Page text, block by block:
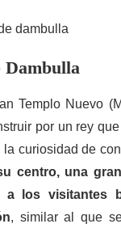
Templo Nuevo
por un rey
la curiosidad de
centro, una
a los visitantes
, similar al que